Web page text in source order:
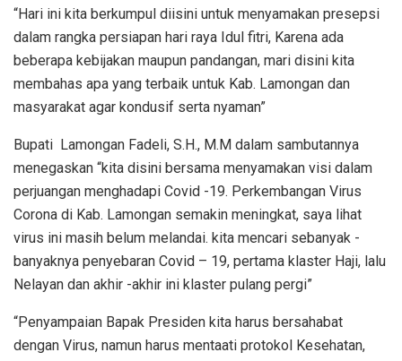
“Hari ini kita berkumpul diisini untuk menyamakan presepsi
dalam rangka persiapan hari raya Idul fitri, Karena ada
beberapa kebijakan maupun pandangan, mari disini kita
membahas apa yang terbaik untuk Kab. Lamongan dan
masyarakat agar kondusif serta nyaman”
Bupati Lamongan Fadeli, S.H., M.M dalam sambutannya
menegaskan “kita disini bersama menyamakan visi dalam
perjuangan menghadapi Covid -19. Perkembangan Virus
Corona di Kab. Lamongan semakin meningkat, saya lihat
virus ini masih belum melandai. kita mencari sebanyak -
banyaknya penyebaran Covid – 19, pertama klaster Haji, lalu
Nelayan dan akhir -akhir ini klaster pulang pergi”
“Penyampaian Bapak Presiden kita harus bersahabat
dengan Virus, namun harus mentaati protokol Kesehatan,